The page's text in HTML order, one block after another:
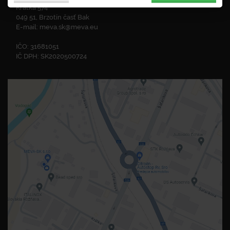
Krátka 574
049 51, Brzotín časť Bak
E-mail: meva.sk@meva.eu
IČO: 31681051
IČ DPH: SK2020500724